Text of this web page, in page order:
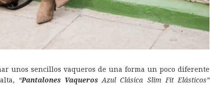
unos sencillos vaqueros de una forma un poco diferente
“Pantalones Vaqueros Azul Clásica Slim Fit Elásticos”